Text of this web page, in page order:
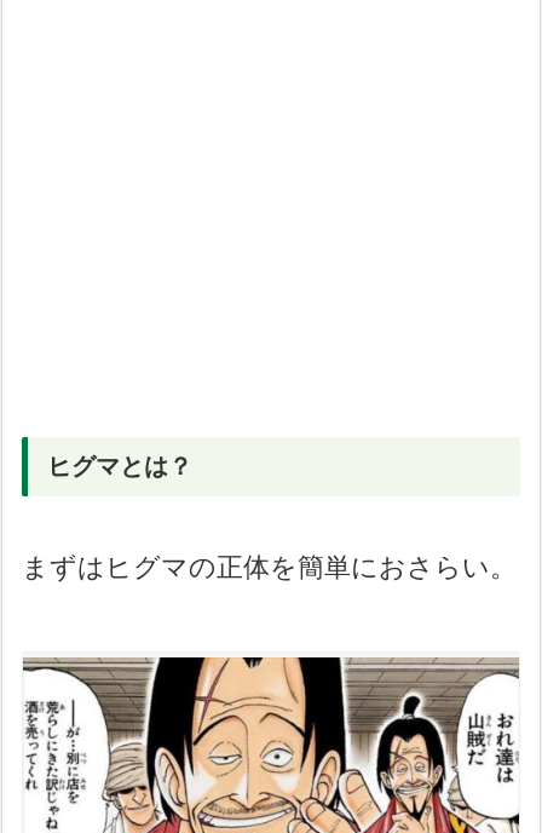
ヒグマとは？
まずはヒグマの正体を簡単におさらい。